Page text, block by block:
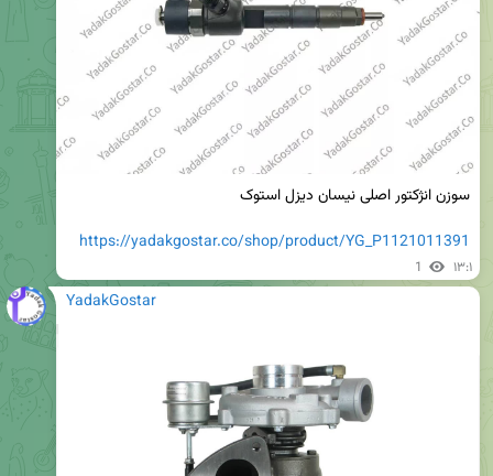
https://yadakgostar.co/shop/product/YG_P1121011391
1 ۱۳:۱
YadakGostar